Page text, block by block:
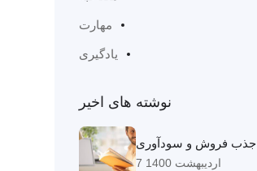
مهارت
یادگیری
نوشته های اخیر
جذب فروش و سودآوری
7 اردیبهشت 1400